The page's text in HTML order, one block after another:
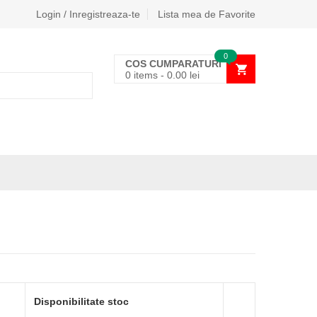
Login / Inregistreaza-te Lista mea de Favorite
COS CUMPARATURI
0 items - 0.00 lei
0
Disponibilitate stoc